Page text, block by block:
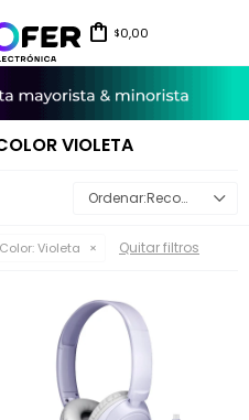
$0,00
VIOLETA
Recomendados
Color:Violeta Quitar filtros